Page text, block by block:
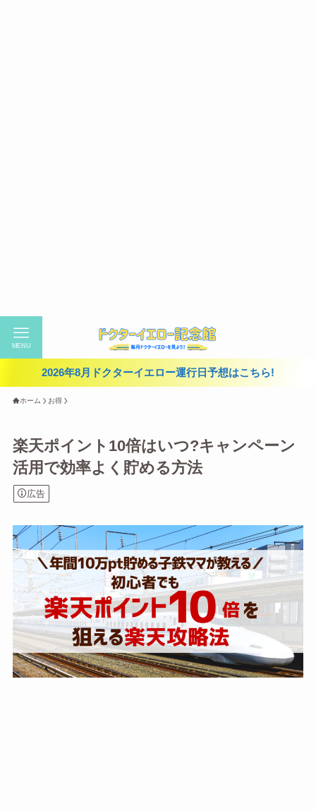
MENU
2026年8月ドクターイエロー運行日予想はこちら!
ホーム お得
楽天ポイント10倍はいつ?キャンペーン
活用で効率よく貯める方法
広告